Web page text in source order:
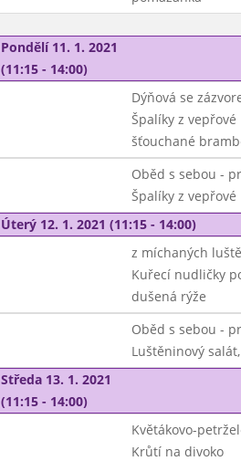
Pondělí 11. 1. 2021
(11:15 - 14:00)
Dýňová se
Špalíky z
šťouchané
Oběd s sebou -
Špalíky z
Úterý 12. 1. 2021 (11:15 - 14:00)
z míchaných
Kuřecí nudličky
dušená rýže
Oběd s sebou -
Luštěninový
Středa 13. 1. 2021
(11:15 - 14:00)
Květákovo-
Krůtí na divoko